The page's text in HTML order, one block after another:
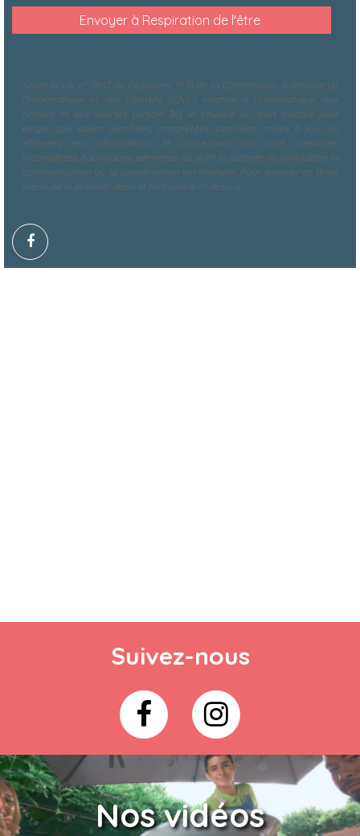
Selon la Loi n° 78-17 du 06 janvier 1978 de la Commission Nationale de
l'Informatique et des Libertés (CNIL), relative à l'informatique, aux
fichiers et aux libertés (article 36), le titulaire du droit d'accès peut
exiger que soient rectifiées, complétées, clarifiées, mises à jour ou
effacées les informations le concernant qui sont inexactes,
incomplètes, équivoques, périmées ou dont la collecte ou l'utilisation, la
communication ou la conservation est interdite. Pour exercer ce droit,
merci de le préciser dans le formulaire ci-dessus.
Suivez-nous
Nos vidéos